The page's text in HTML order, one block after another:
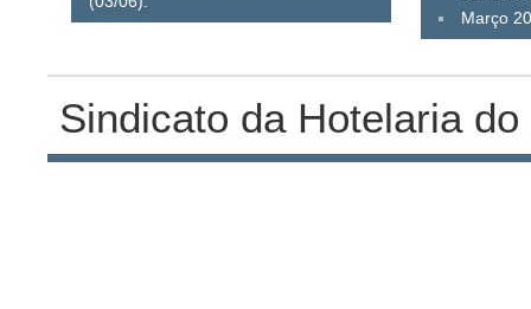
Março
Sindicato da Hotelaria do